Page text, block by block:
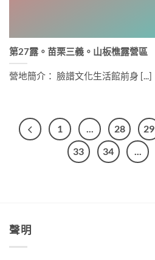
第27露。苗栗三義。山板樵露營區
營地簡介： 臉譜文化生活館前身 [...]
1 ... 28 29
33
34 ...
聲明